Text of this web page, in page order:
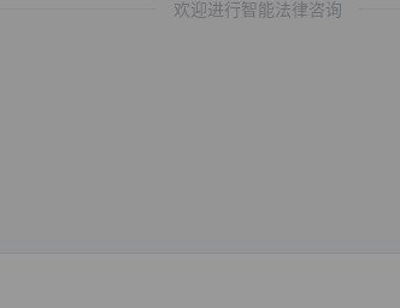
欢迎进行智能法律咨询